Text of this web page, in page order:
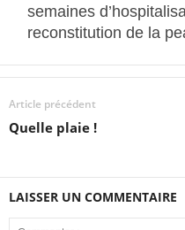
semaines
reconstitution de la
Article précédent
Quelle plaie !
LAISSER UN COMMENTAIRE